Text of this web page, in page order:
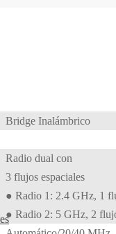
Bridge Inalámbrico
Radio dual con
3 flujos espaciales
● Radio 1: 2.4 GHz, 1
● Radio 2: 5 GHz, 2